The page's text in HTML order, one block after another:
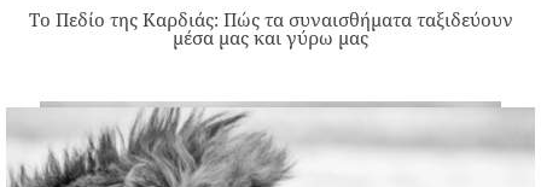
Το Πεδίο της Καρδιάς: Πώς τα συναισθήματα ταξιδεύουν
μέσα μας και γύρω μας